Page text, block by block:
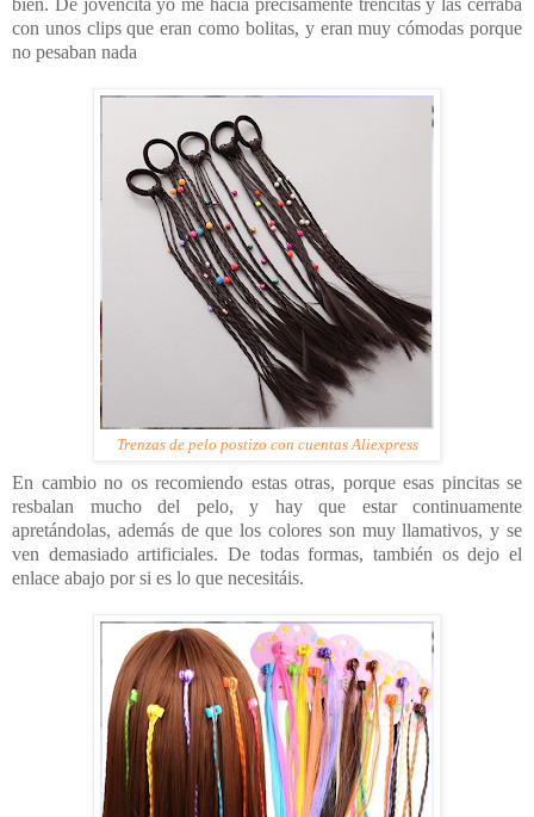
bien. De jovencita yo me hacía precisamente trencitas y las cerraba
con unos clips que eran como bolitas, y eran muy cómodas porque
no pesaban nada
Trenzas de pelo postizo con cuentas Aliexpress
En cambio no os recomiendo estas otras, porque esas pincitas se
resbalan mucho del pelo, y hay que estar continuamente
apretándolas, además de que los colores son muy llamativos, y se
ven demasiado artificiales. De todas formas, también os dejo el
enlace abajo por si es lo que necesitáis.